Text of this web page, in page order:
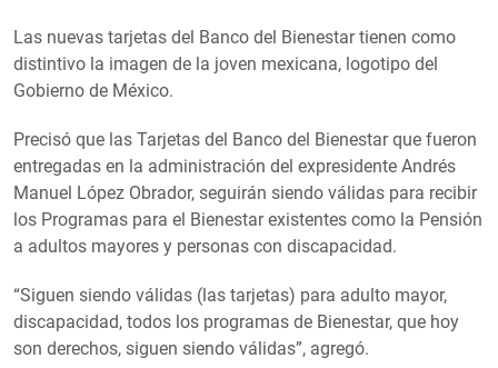
Las nuevas tarjetas del Banco del Bienestar tienen como
distintivo la imagen de la joven mexicana, logotipo del
Gobierno de México.
Precisó que las Tarjetas del Banco del Bienestar que fueron
entregadas en la administración del expresidente Andrés
Manuel López Obrador, seguirán siendo válidas para recibir
los Programas para el Bienestar existentes como la Pensión
a adultos mayores y personas con discapacidad.
“Siguen siendo válidas (las tarjetas) para adulto mayor,
discapacidad, todos los programas de Bienestar, que hoy
son derechos, siguen siendo válidas”, agregó.